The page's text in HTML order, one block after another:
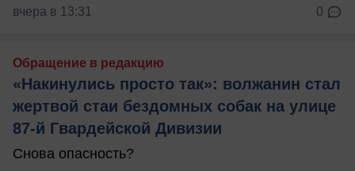
вчера в 13:31 0
Обращение в редакцию
«Накинулись просто так»: волжанин стал
жертвой стаи бездомных собак на улице
87-й Гвардейской Дивизии
Снова опасность?